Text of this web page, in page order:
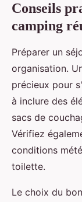
Conseils
camping
Préparer un
organisation.
précieux pour
à inclure des
sacs de
Vérifiez
conditions
toilette.
Le choix du